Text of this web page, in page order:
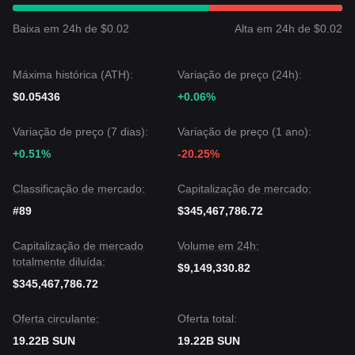
atualmente a oscilar entre os níveis de suporte0,01950 $e
resistência
0,02380 $
de preço deverá ser
0,02650 $ .
Se o preço cair abaixo de
0,01950 $ , o próximo nível de
suporte-alvo é
O consenso entre os analistas é que, embora a SUN possa
enquanto o preço mantiver-se acima do suporte-chave de
construtiva.
Baixa em 24h de $0.02 Alta em 24h de $0.02
Máxima histórica (ATH):
$0.05436
Variação de preço (24h):
+0.06%
Variação de preço (7 dias):
+0.51%
Variação de preço (1 ano):
-20.25%
Classificação de mercado:
#89
Capitalização de mercado:
$345,467,786.72
Capitalização de mercado
totalmente diluída:
$345,467,786.72
Volume em 24h:
$9,149,330.82
Oferta circulante:
19.22B SUN
Oferta total:
19.22B SUN